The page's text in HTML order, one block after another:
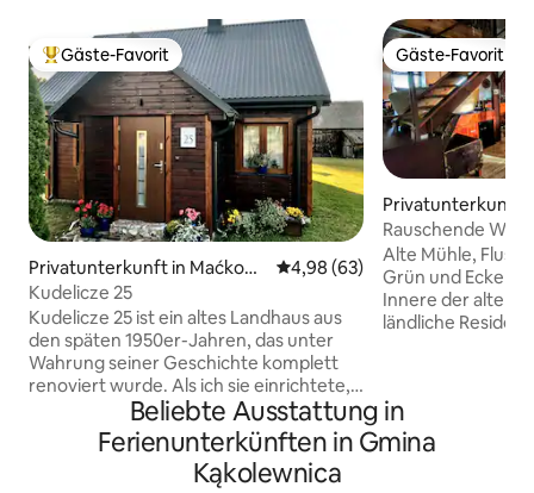
Beliebter Gäste-Favorit.
Gäste-Favorit
Privatunterkunft in Maćkowi
cze
Durchschnittliche Bewertung:
4,98 (63)
Kudelicze 25
Kudelicze 25 ist ein altes Landhaus aus
den späten 1950er-Jahren, das unter
Wahrung seiner Geschichte komplett
renoviert wurde. Als ich sie einrichtete,
habe ich einige der Originalmöbel
behalten, die ich selbst restauriert habe.
Auf dem Grundstück befindet sich eine
alte Scheune, und rund um das Haus gibt
Gäste-Favorit
Gäste-Favorit
Privatunterkunft
Rauschende
Fluss
Alte Mühle, Fluss
Grün und Ecken.
Innere der alten
ländliche
voller
Wasserspielzeug
an denen man
Beliebte Ausstattung in
Ferienunterkünften in Gmina
Kąkolewnica